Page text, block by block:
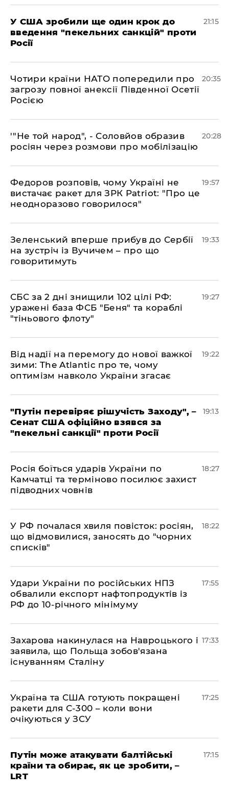
​У США зробили ще один крок до
введення "пекельних санкцій" проти
Росії
21:15
​Чотири країни НАТО попередили про
загрозу повної анексії Південної Осетії
Росією
20:35
​'"Не той народ", - Соловйов образив
росіян через розмови про мобілізацію
20:28
​Федоров розповів, чому Україні не
вистачає ракет для ЗРК Patriot: "Про це
неодноразово говорилося"
19:57
​Зеленський вперше прибув до Сербії
на зустріч із Вучичем – про що
говоритимуть
19:33
​СБС за 2 дні знищили 102 цілі РФ:
уражені база ФСБ "Беня" та кораблі
"тіньового флоту"
19:27
​Від надії на перемогу до нової важкої
зими: The Atlantic про те, чому
оптимізм навколо України згасає
19:22
​"Путін перевіряє рішучість Заходу", –
Сенат США офіційно взявся за
"пекельні санкції" проти Росії
19:13
​Росія боїться ударів України по
Камчатці та терміново посилює захист
підводних човнів
18:27
​У РФ почалася хвиля повісток: росіян,
що відмовилися, заносять до "чорних
списків"
18:22
​Удари України по російських НПЗ
обвалили експорт нафтопродуктів із
РФ до 10-річного мінімуму
17:55
​Захарова накинулася на Навроцького і
заявила, що Польща зобов'язана
існуванням Сталіну
17:33
​Україна та США готують покращені
ракети для С-300 – коли вони
очікуються у ЗСУ
17:25
​Путін може атакувати балтійські
країни та обирає, як це зробити, –
LRT
17:15